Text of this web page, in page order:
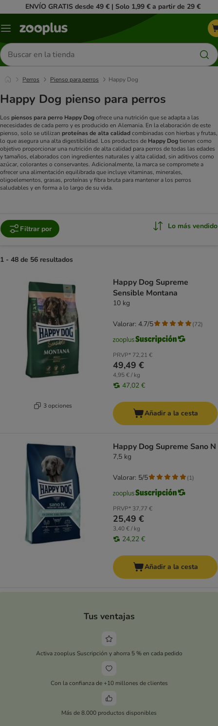
ENVÍO GRATIS desde 49 € | Solo 1,99 € a partir de 29 €
Menú
Buscar
productos
Perros Pienso para perros Happy Dog
Happy Dog pienso para perros
Los piensos para perro Happy Dogofrece una nutrición que se adapta a las
necesidades de cada perro y es producido en Alemania. En la elaboración de este
pienso, solo se utilizan proteínas de alta calidadcombinadas con hierbas y frutas,
lo que asegura una alta digestibilidad. Los productos de Happy Dogtienen como
objetivo proporcionar una nutrición de alta calidad para perros de todas las edades
y tamaños, elaborados con ingredientes naturales y alta calidad, sin aditivos como
azúcar, colorantes o conservantes. Adicionalmente, la marca se compromete a
ofrecer una alimentación equilibrada que incluye vitaminas, minerales,
oligoelementos, grasas, proteínas y fibra bruta para mantener a los perros
saludables y en forma a lo largo de su vida.
Filtrar por Lo más vendido
1 - 48 de 56 resultados
3 opciones
Happy Dog Supreme
Sensible Montana
10 kg
PRVP* 72,21 €
49,49 €
4,95 € / kg
47,02 €
Valorar: 4.7/5 (72)
Añadir a la cesta
Happy Dog Supreme Sano N
7,5 kg
PRVP* 37,77 €
25,49 €
3,40 € / kg
24,22 €
Valorar: 5/5 (1)
Añadir a la cesta
Tus ventajas
Activa zooplus Suscripción y ahorra 5 % en cada pedido
Con la confianza de +10 millones de clientes
Más de 8.000 productos disponibles